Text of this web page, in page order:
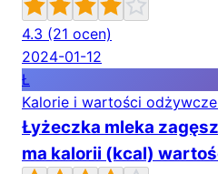
4.3 (21 ocen)
2024-01-12
Ł
Kalorie i wartości
Łyżeczka mleka
ma kalorii (kcal)